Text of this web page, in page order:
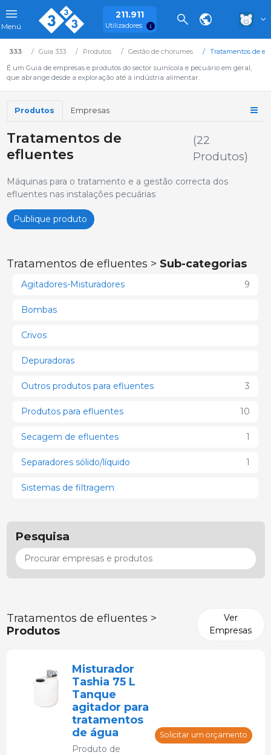
Menú
211.911
Utilizadores
333 Guia 333 Produtos Gestão de chorumes
Tratamentos de
É um Guia de empresas e produtos do sector suinícola e pecuário em geral,
que abrange desde a exploração até à indústria alimentar.
Produtos Empresas
Tratamentos de
efluentes
(22
Produtos)
Máquinas para o tratamento e a gestão correcta dos
efluentes nas instalações pecuárias
Publique produto
Tratamentos de efluentes > Sub-categorias
Agitadores-Misturadores 9
Bombas
Crivos
Depuradoras
Outros produtos para efluentes 3
Produtos para efluentes 10
Secagem de efluentes 1
Separadores sólido/líquido 1
Sistemas de filtragem
Pesquisa
Tratamentos de efluentes >
Produtos
Ver
Empresas
Misturador
Tashia 75 L
Tanque
agitador para
tratamentos
de água
Produto de
Solicitar um orçamento